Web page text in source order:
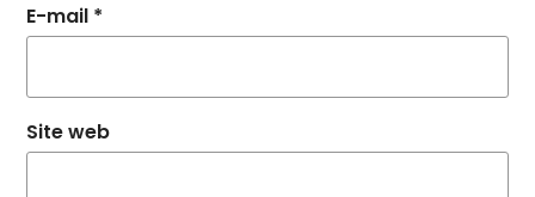
E-mail *
Site web